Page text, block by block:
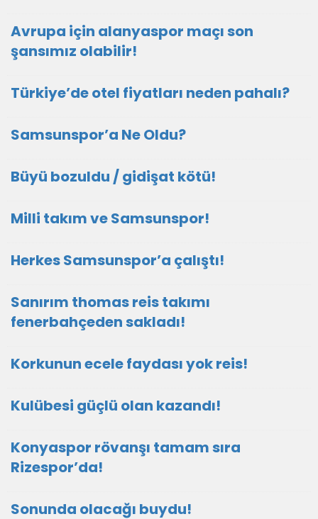
Avrupa için alanyaspor maçı son
şansımız olabilir!
Türkiye’de otel fiyatları neden pahalı?
Samsunspor’a Ne Oldu?
Büyü bozuldu / gidişat kötü!
Milli takım ve Samsunspor!
Herkes Samsunspor’a çalıştı!
Sanırım thomas reis takımı
fenerbahçeden sakladı!
Korkunun ecele faydası yok reis!
Kulübesi güçlü olan kazandı!
Konyaspor rövanşı tamam sıra
Rizespor’da!
Sonunda olacağı buydu!